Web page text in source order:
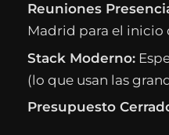
Reuniones
Madrid para el inicio
Stack Moderno:
(lo que usan las
Presupuesto